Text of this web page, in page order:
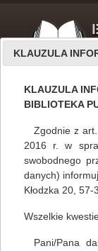
O nas
Luty w
Mariola Huzar,
KLAUZULA
KLAUZULA
BIBLIOTEKA
Zgodnie z
2016 r. w
swobodnego
danych)
Kłodzka 20, 57-
Wszelkie
Pani/Pana